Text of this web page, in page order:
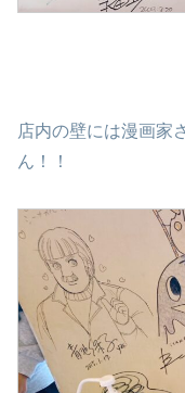
店内の壁には漫画家
ん！！